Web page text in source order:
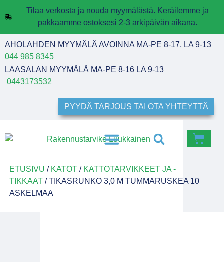
Tilaa verkosta ja nouda myymälästä. Keräilemme ja
pakkaamme ostoksesi 2-3 arkipäivän aikana.
AHOLAHDEN MYYMÄLÄ AVOINNA MA-PE 8-17, LA 9-13
044 985 8345
LAASALAN MYYMÄLÄ MA-PE 8-16 LA 9-13
0443173532
PYYDÄ TARJOUS TAI OTA YHTEYTTÄ
ETUSIVU / KATOT/ KATTOTARVIKKEET JA -
TIKKAAT/ TIKASRUNKO 3,0 M TUMMARUSKEA 10
ASKELMAA